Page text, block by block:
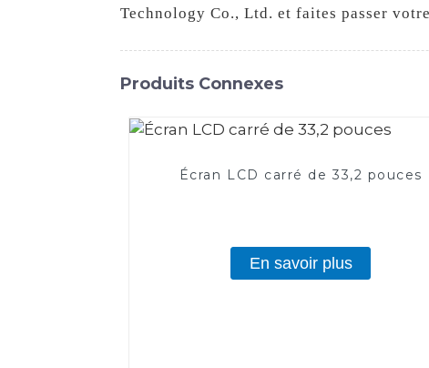
Technology Co., Ltd. et faites passer
Produits Connexes
Écran LCD carré de 33,2 pouces
En savoir plus